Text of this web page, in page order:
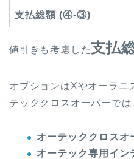
支払総額 (④-③)
値引きも考慮した支払
オプションはXやオーラニ
テッククロスオーバーでは
オーテッククロスオ
オーテック専用イン